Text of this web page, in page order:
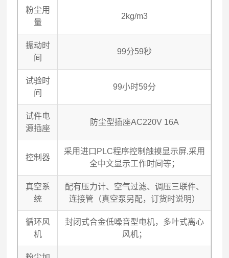
粉尘用
量
2kg/m3
振动时
间
99分59秒
试验时
间
99小时59分
试件电
源插座
防尘型插座AC220V 16A
控制器
采用进口PLC程序控制触摸显示屏,采用
全中文显示工作时间等；
真空系
统
配有压力计、空气过滤、调压三联件、
连接管（真空泵另配，订货时说明）
循环风
机
封闭式合金低噪音型电机，多叶式离心
风机；